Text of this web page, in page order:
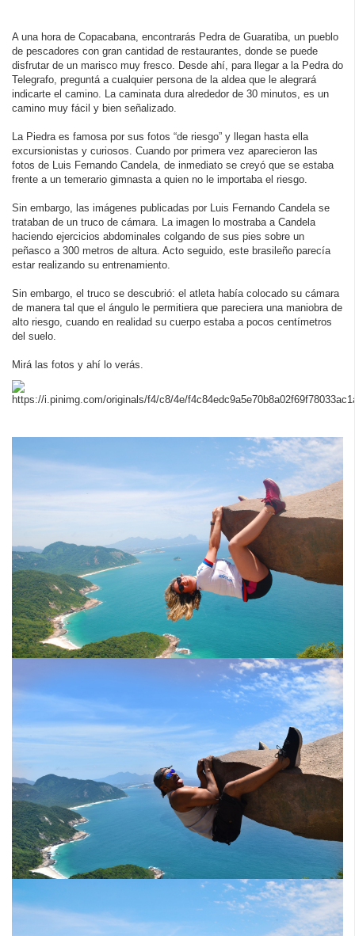
A una hora de Copacabana, encontrarás Pedra de Guaratiba, un pueblo
de pescadores con gran cantidad de restaurantes, donde se puede
disfrutar de un marisco muy fresco. Desde ahí, para llegar a la Pedra do
Telegrafo, preguntá a cualquier persona de la aldea que le alegrará
indicarte el camino. La caminata dura alrededor de 30 minutos, es un
camino muy fácil y bien señalizado.
La Piedra es famosa por sus fotos “de riesgo” y llegan hasta ella
excursionistas y curiosos. Cuando por primera vez aparecieron las
fotos de Luis Fernando Candela, de inmediato se creyó que se estaba
frente a un temerario gimnasta a quien no le importaba el riesgo.
Sin embargo, las imágenes publicadas por Luis Fernando Candela se
trataban de un truco de cámara. La imagen lo mostraba a Candela
haciendo ejercicios abdominales colgando de sus pies sobre un
peñasco a 300 metros de altura. Acto seguido, este brasileño parecía
estar realizando su entrenamiento.
Sin embargo, el truco se descubrió: el atleta había colocado su cámara
de manera tal que el ángulo le permitiera que pareciera una maniobra de
alto riesgo, cuando en realidad su cuerpo estaba a pocos centímetros
del suelo.
Mirá las fotos y ahí lo verás.